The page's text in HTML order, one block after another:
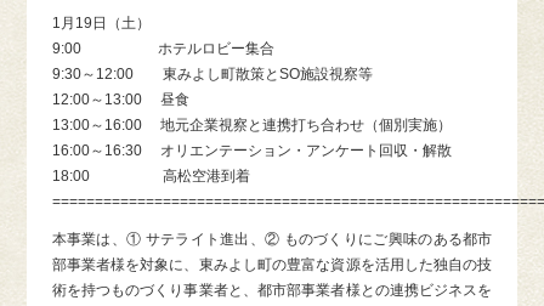
1月19日（土）
9:00 ホテルロビー集合
9:30～12:00 東みよし町散策とSO施設視察等
12:00～13:00 昼食
13:00～16:00 地元企業視察と連携打ち合わせ（個別実施）
16:00～16:30 オリエンテーション・アンケート回収・解散
18:00 高松空港到着
本事業は、① サテライト進出、② ものづくりにご興味のある都市
部事業者様を対象に、東みよし町の豊富な資源を活用した独自の技
術を持つものづくり事業者と、都市部事業者様との連携ビジネスを